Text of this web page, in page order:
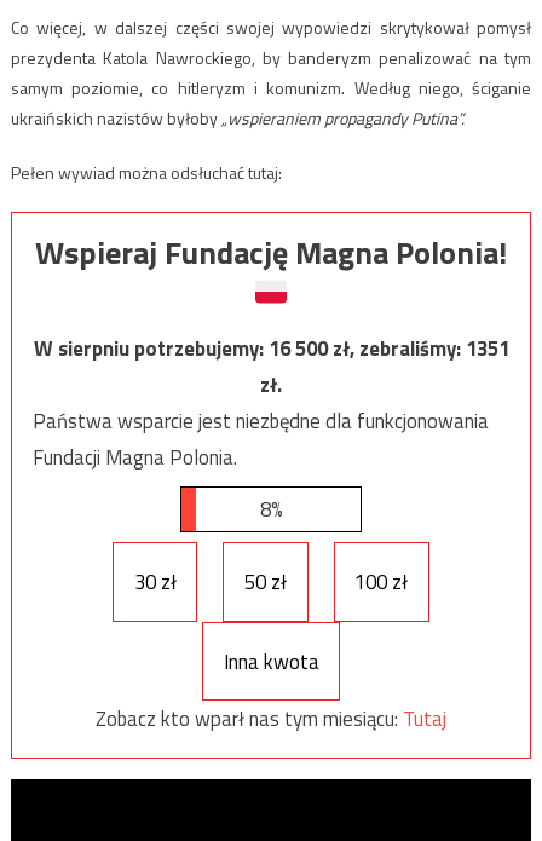
Co więcej, w dalszej części swojej wypowiedzi skrytykował pomysł
prezydenta Katola Nawrockiego, by banderyzm penalizować na tym
samym poziomie, co hitleryzm i komunizm. Według niego, ściganie
ukraińskich nazistów byłoby„wspieraniem propagandy Putina”.
Pełen wywiad można odsłuchać tutaj:
Wspieraj Fundację Magna Polonia!
W sierpniu potrzebujemy:16 500zł, zebraliśmy:1351
zł.
Państwa wsparcie jest niezbędne dla funkcjonowania
Fundacji Magna Polonia.
8%
30 zł 50 zł 100 zł
Inna kwota
Zobacz kto wparł nas tym miesiącu: Tutaj